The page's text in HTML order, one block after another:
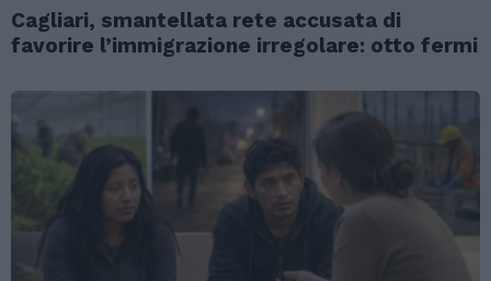
Cagliari, smantellata rete accusata di
favorire l’immigrazione irregolare: otto fermi